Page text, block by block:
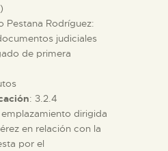
Pestana Rodríguez:
judiciales
de primera
: 3.2.4
dirigida
en relación con la
por el